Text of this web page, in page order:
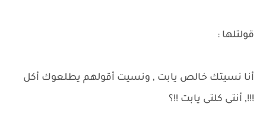
قولتلها :
أنا نسيتك خالص يابت , ونسيت أقولهم يطلعوك أكل
!!!, أنتى كلتى يابت !!؟